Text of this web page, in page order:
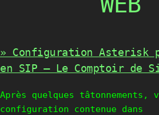
» Configuration Asterisk
en SIP – Le Comptoir de
Après quelques
configuration contenue dans